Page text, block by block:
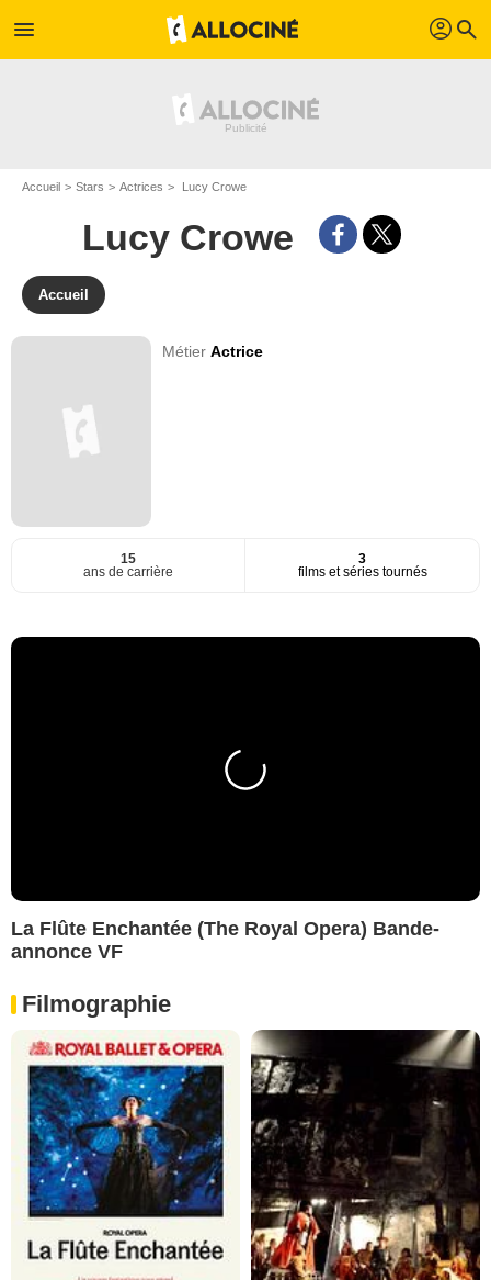
menu profil search
Accueil Stars Actrices Lucy Crowe
Lucy Crowe
Accueil
MétierActrice
15
ans de carrière
3
films et séries tournés
La Flûte Enchantée (The Royal Opera) Bande-
annonce VF
Filmographie